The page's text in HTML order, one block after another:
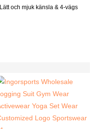
Lätt och mjuk känsla & 4-vägs